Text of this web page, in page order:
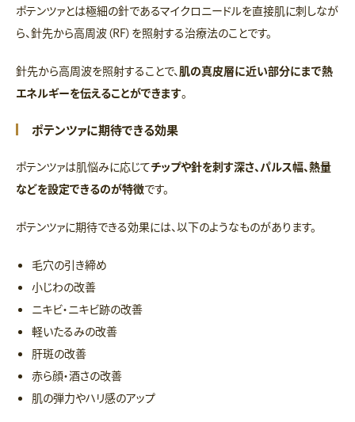
ポテンツァとは極細の針であるマイクロニードルを直接肌に刺しなが
ら、針先から高周波（RF）を照射する治療法のことです。
針先から高周波を照射することで、肌の真皮層に近い部分にまで熱
エネルギーを伝えることができます。
ポテンツァに期待できる効果
ポテンツァは肌悩みに応じてチップや針を刺す深さ、パルス幅、熱量
などを設定できるのが特徴です。
ポテンツァに期待できる効果には、以下のようなものがあります。
毛穴の引き締め
小じわの改善
ニキビ・ニキビ跡の改善
軽いたるみの改善
肝斑の改善
赤ら顔・酒さの改善
肌の弾力やハリ感のアップ